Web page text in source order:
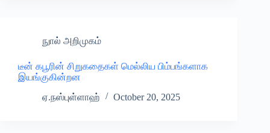
நுால் அறிமுகம்
டீன் கபூரின் சிறுகதைகள் மெல்லிய பிம்பங்களாக
இயங்குகின்றன
ஏ.நஸ்புள்ளாஹ்
October 20, 2025